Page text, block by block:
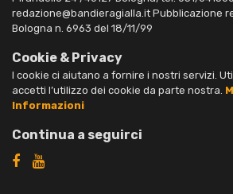
redazione@bandieragialla.it Pubblicazione
Bologna n. 6963 del 18/11/99
Cookie & Privacy
I cookie ci aiutano a fornire i nostri servizi.
accetti l’utilizzo dei cookie da parte nostra.
Informazioni
Continua a seguirci